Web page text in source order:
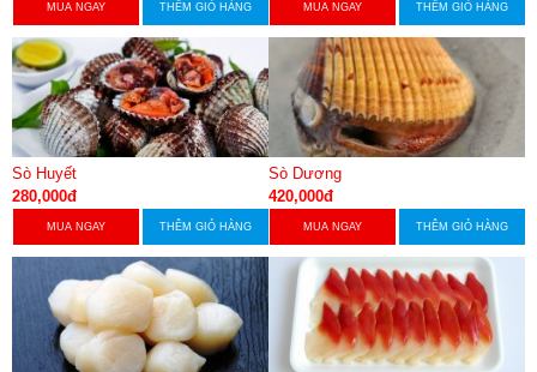
MUA NGAY THÊM GIỎ HÀNG MUA NGAY THÊM GIỎ HÀNG
Sò Huyết
280,000đ
MUA NGAY THÊM GIỎ HÀNG
Sò Dương
420,000đ
MUA NGAY THÊM GIỎ HÀNG